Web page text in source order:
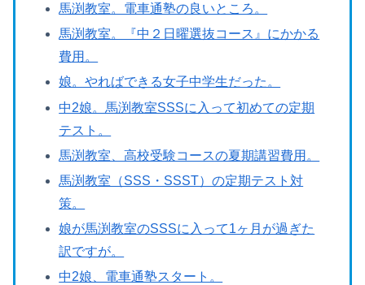
馬渕教室。電車通塾の良いところ。
馬渕教室。『中２日曜選抜コース』にかかる
費用。
娘。やればできる女子中学生だった。
中2娘。馬渕教室SSSに入って初めての定期
テスト。
馬渕教室、高校受験コースの夏期講習費用。
馬渕教室（SSS・SSST）の定期テスト対
策。
娘が馬渕教室のSSSに入って1ヶ月が過ぎた
訳ですが。
中2娘、電車通塾スタート。